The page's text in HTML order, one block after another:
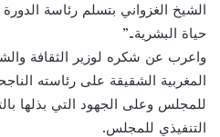
الشيخ الغزواني بتسلم رئاسة
حياة البشرية..”
واعرب عن شكره لوزير الثقافة
المغربية الشقيقة على رئاسته
للمجلس وعلى الجهود التي بذلها
التنفيذي للمجلس.